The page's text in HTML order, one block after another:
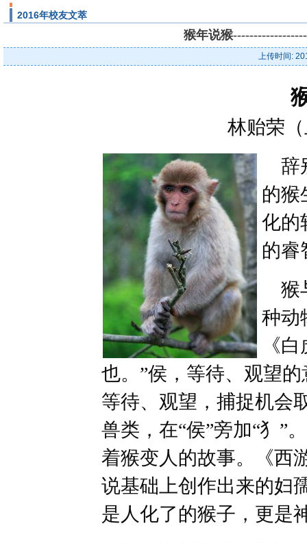
2016年校友文萃
猴年说猴
上传时间:
林贻荣
辞
的猴
化的
的睿
猴
种动
《
也。”侯，等待、观望
等待、观望，捕捉机会
兽类，在“侯”旁加“犭”
着猴变人的故事。《西
说基础上创作出来的妇
是人化了的猴子，更是